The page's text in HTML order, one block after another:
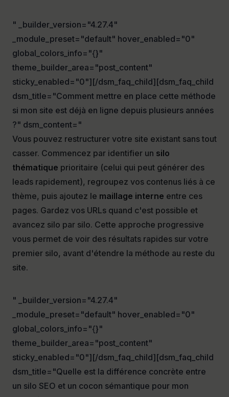
" _builder_version="4.27.4"
_module_preset="default" hover_enabled="0"
global_colors_info="{}"
theme_builder_area="post_content"
sticky_enabled="0"][/dsm_faq_child][dsm_faq_child
dsm_title="Comment mettre en place cette méthode
si mon site est déjà en ligne depuis plusieurs années
?" dsm_content="
Vous pouvez restructurer votre site existant sans tout
casser. Commencez par identifier un silo
thématique prioritaire (celui qui peut générer des
leads rapidement), regroupez vos contenus liés à ce
thème, puis ajoutez le maillage interne entre ces
pages. Gardez vos URLs quand c'est possible et
avancez silo par silo. Cette approche progressive
vous permet de voir des résultats rapides sur votre
premier silo, avant d'étendre la méthode au reste du
site.
" _builder_version="4.27.4"
_module_preset="default" hover_enabled="0"
global_colors_info="{}"
theme_builder_area="post_content"
sticky_enabled="0"][/dsm_faq_child][dsm_faq_child
dsm_title="Quelle est la différence concrète entre
un silo SEO et un cocon sémantique pour mon